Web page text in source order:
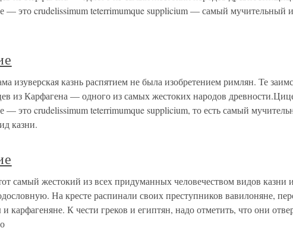
— это crudelissimum teterrimumque supplicium — самый мучительный
изуверская казнь распятием не была изобретением римлян. Те
из Карфагена — одного из самых жестоких народов
— это crudelissimum teterrimumque supplicium, то есть самый
казни.
самый жестокий из всех придуманных человечеством видов казни
На кресте распинали своих преступников вавилоняне,
карфагеняне. К чести греков и египтян, надо отметить, что они